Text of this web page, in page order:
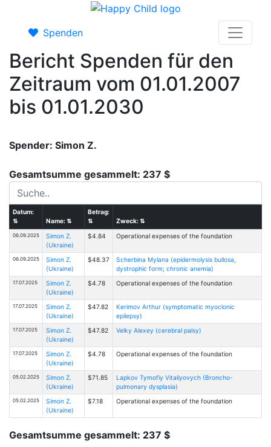
Spenden
Bericht Spenden für den
Zeitraum vom 01.01.2007
bis 01.01.2030
Spender: Simon Z.
Gesamtsumme gesammelt: 237 $
Datum:
⇅
Name:⇅
Betrag:
⇅
Zweck:⇅
06.09.2025
Simon Z.
(Ukraine)
$4.84 Operational expenses of the foundation
06.09.2025
Simon Z.
(Ukraine)
$48.37
Scherbina Mylana (epidermolysis bullosa,
dystrophic form; chronic anemia)
17.07.2025
Simon Z.
(Ukraine)
$4.78 Operational expenses of the foundation
17.07.2025
Simon Z.
(Ukraine)
$47.82
Kerimov Arthur (symptomatic myoclonic
epilepsy)
17.07.2025
Simon Z.
(Ukraine)
$47.82 Velky Alexey (cerebral palsy)
17.07.2025
Simon Z.
(Ukraine)
$4.78 Operational expenses of the foundation
05.02.2025
Simon Z.
(Ukraine)
$71.85
Lapkov Tymofiy Vitaliyovych (Broncho-
pulmonary dysplasia)
05.02.2025
Simon Z.
(Ukraine)
$7.18 Operational expenses of the foundation
Gesamtsumme gesammelt: 237 $